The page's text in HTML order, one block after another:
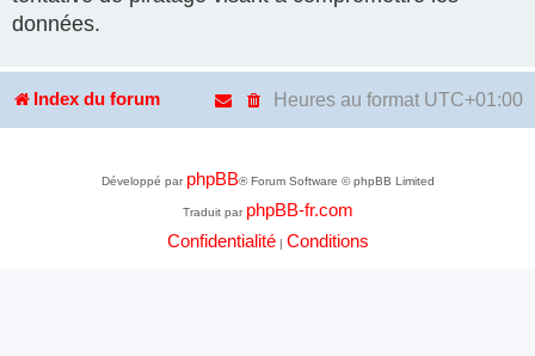
données.
Index du forum Heures au format UTC+01:00
Développé par phpBB® Forum Software © phpBB Limited
Traduit par phpBB-fr.com
Confidentialité| Conditions